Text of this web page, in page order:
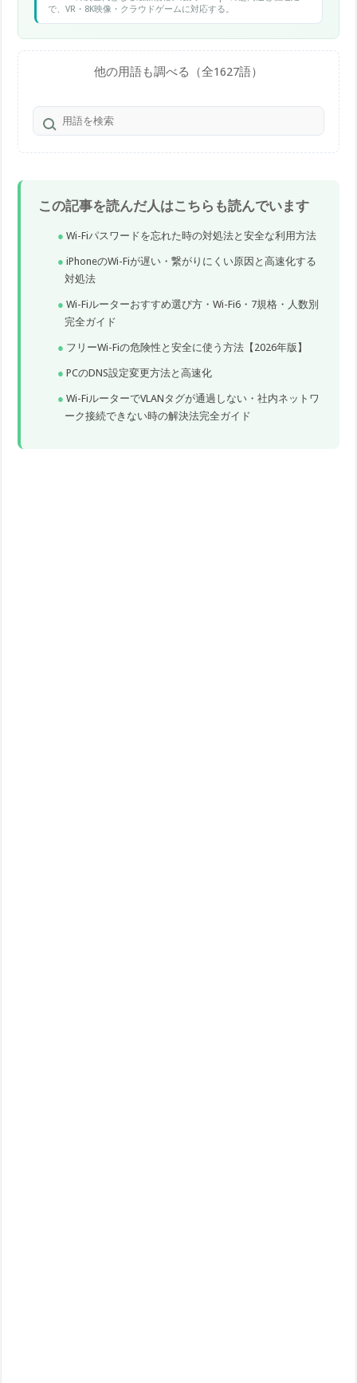
で、VR・8K映像・クラウドゲームに対応する。
他の用語も調べる（全1627語）
この記事を読んだ人はこちらも読んでいます
Wi-Fiパスワードを忘れた時の対処法と安全な利用方法
iPhoneのWi-Fiが遅い・繋がりにくい原因と高速化する
対処法
Wi-Fiルーターおすすめ選び方・Wi-Fi6・7規格・人数別
完全ガイド
フリーWi-Fiの危険性と安全に使う方法【2026年版】
PCのDNS設定変更方法と高速化
Wi-FiルーターでVLANタグが通過しない・社内ネットワ
ーク接続できない時の解決法完全ガイド